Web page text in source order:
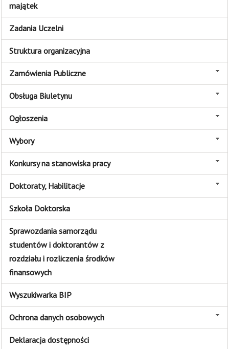
majątek
Zadania Uczelni
Struktura organizacyjna
Zamówienia Publiczne
Obsługa Biuletynu
Ogłoszenia
Wybory
Konkursy na stanowiska pracy
Doktoraty, Habilitacje
Szkoła Doktorska
Sprawozdania samorządu
studentów i doktorantów z
rozdziału i rozliczenia środków
finansowych
Wyszukiwarka BIP
Ochrona danych osobowych
Deklaracja dostępności